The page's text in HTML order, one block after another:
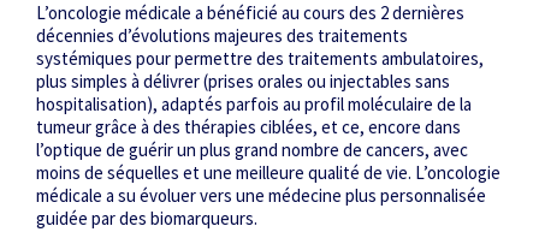
L’oncologie médicale a bénéficié au cours des 2 dernières
décennies d’évolutions majeures des traitements
systémiques pour permettre des traitements ambulatoires,
plus simples à délivrer (prises orales ou injectables sans
hospitalisation), adaptés parfois au profil moléculaire de la
tumeur grâce à des thérapies ciblées, et ce, encore dans
l’optique de guérir un plus grand nombre de cancers, avec
moins de séquelles et une meilleure qualité de vie. L’oncologie
médicale a su évoluer vers une médecine plus personnalisée
guidée par des biomarqueurs.